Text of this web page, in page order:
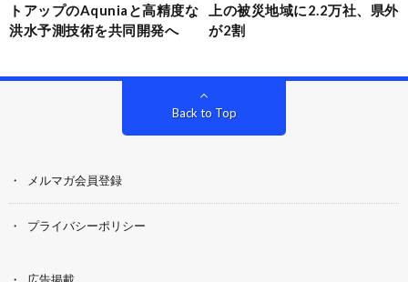
トアップのAquniaと高精度な
洪水予測技術を共同開発へ
上の被災地域に2.2万社、県外
が2割
Back to Top
メルマガ会員登録
プライバシーポリシー